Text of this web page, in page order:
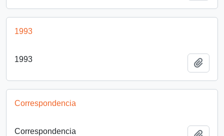
1993
1993
Correspondencia
Correspondencia